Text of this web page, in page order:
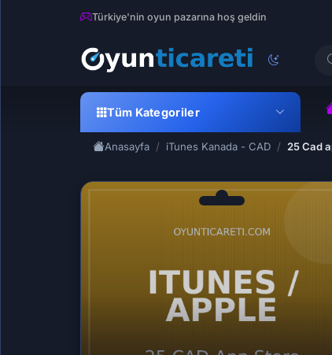
Türkiye'nin oyun pazarına hoş geldin
Tüm Kategoriler
Anasayfa iTunes Kanada - CAD 25 Cad